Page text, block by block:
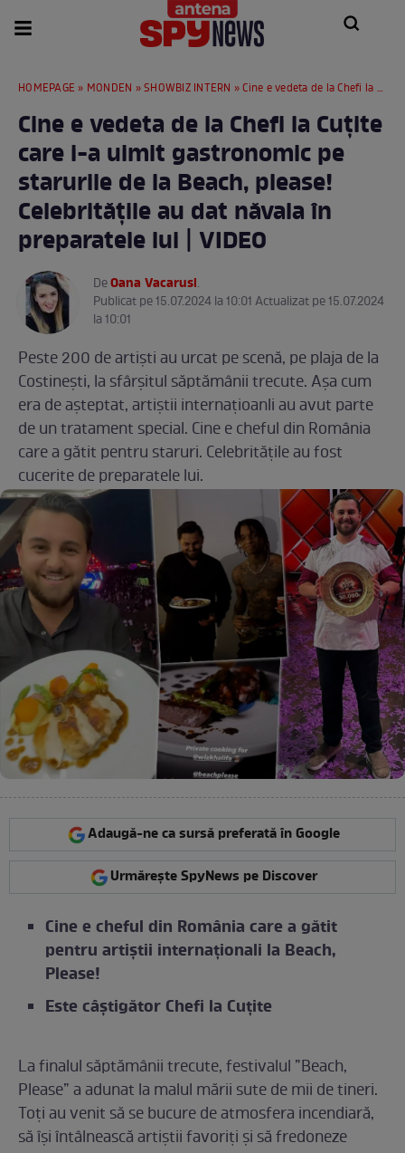
HOMEPAGE » MONDEN »SHOWBIZ INTERN » Cine e vedeta de la Chefi la Cuțite care i-a uimit gastronomic pe starurile de la Beach, please! Celebritățile au dat năvala în preparatele lui | VIDEO
Cine e vedeta de la Chefi la Cuțite
care i-a uimit gastronomic pe
starurile de la Beach, please!
Celebritățile au dat năvala în
preparatele lui | VIDEO
DeOana Vacarusi.
Publicat pe 15.07.2024 la 10:01 Actualizat pe 15.07.2024
la 10:01
Peste 200 de artiști au urcat pe scenă, pe plaja de la
Costinești, la sfârșitul săptămânii trecute. Așa cum
era de așteptat, artiștii internațioanli au avut parte
de un tratament special. Cine e cheful din România
care a gătit pentru staruri. Celebritățile au fost
cucerite de preparatele lui.
Adaugă-ne ca sursă preferată în Google
Urmărește SpyNews pe Discover
Cine e cheful din România care a gătit
pentru artiștii internaționali la Beach,
Please!
Este câștigător Chefi la Cuțite
La finalul săptămânii trecute, festivalul ”Beach,
Please” a adunat la malul mării sute de mii de tineri.
Toți au venit să se bucure de atmosfera incendiară,
să își întâlnească artiștii favoriți și să fredoneze